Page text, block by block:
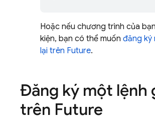
Hoặc nếu chương trình của
kiện, bạn có thể muốn đăng ký
lại trên Future.
Đăng ký một lệnh
trên Future